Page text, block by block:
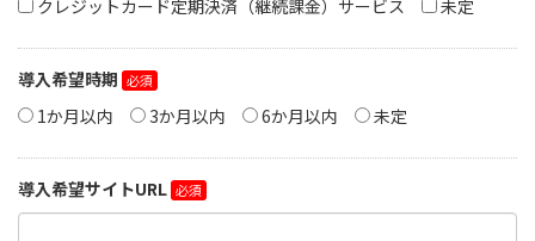
クレジットカード定期決済（継続課金）サービス
未定
導入希望時期
1か月以内
3か月以内 6か月以内 未定
導入希望サイトURL